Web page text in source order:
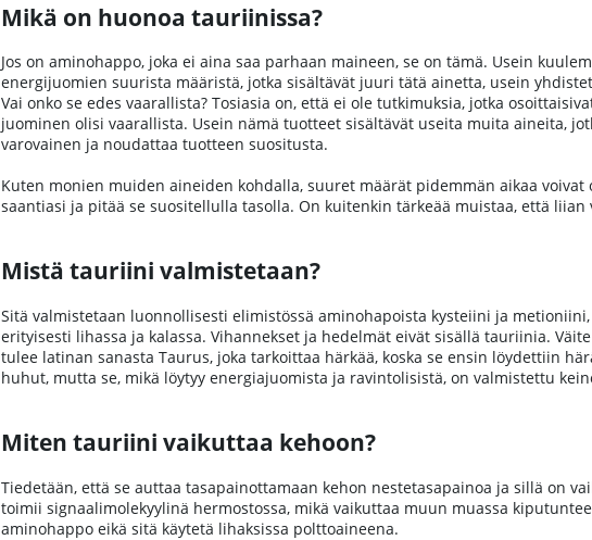
Mikä on huonoa tauriinissa?
Jos on aminohappo, joka ei aina saa parhaan maineen, se on tämä. Usein
energijuomien suurista määristä, jotka sisältävät juuri tätä ainetta, usein
Vai onko se edes vaarallista? Tosiasia on, että ei ole tutkimuksia, jotka
juominen olisi vaarallista. Usein nämä tuotteet sisältävät useita muita aineita,
varovainen ja noudattaa tuotteen suositusta.
Kuten monien muiden aineiden kohdalla, suuret määrät pidemmän aikaa
saantiasi ja pitää se suositellulla tasolla. On kuitenkin tärkeää muistaa, että
Mistä tauriini valmistetaan?
Sitä valmistetaan luonnollisesti elimistössä aminohapoista kysteiini ja
erityisesti lihassa ja kalassa. Vihannekset ja hedelmät eivät sisällä tauriinia.
tulee latinan sanasta Taurus, joka tarkoittaa härkää, koska se ensin löydettiin
huhut, mutta se, mikä löytyy energiajuomista ja ravintolisistä, on valmistettu
Miten tauriini vaikuttaa kehoon?
Tiedetään, että se auttaa tasapainottamaan kehon nestetasapainoa ja sillä on
toimii signaalimolekyylinä hermostossa, mikä vaikuttaa muun muassa
aminohappo eikä sitä käytetä lihaksissa polttoaineena.